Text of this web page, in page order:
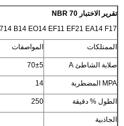
تقرير الاختبار NBR 70
B14 EO14 EF11 EF21 EA14 F17
الممتلكات المواصفات
صلابة الشاطئ A 70±5
MPA المضطربة 14
الطول % دقيقة 250
الجاذبية